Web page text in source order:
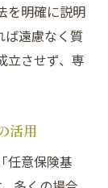
を明確に説明
ば遠慮なく質
立させず、専
活用
任意保険基